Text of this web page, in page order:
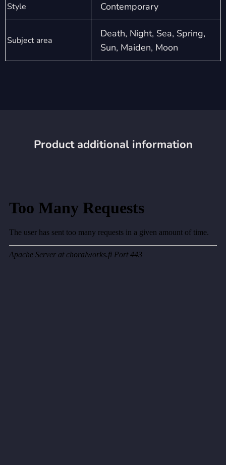
Style Contemporary
Subject area
Death, Night, Sea, Spring,
Sun, Maiden, Moon
Product additional information